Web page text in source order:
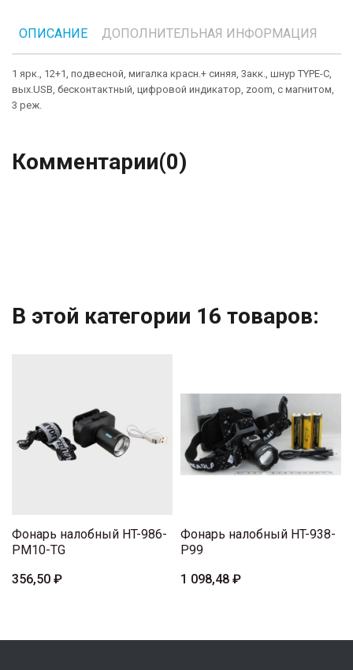
ОПИСАНИЕ ДОПОЛНИТЕЛЬНАЯ ИНФОРМАЦИЯ
1 ярк., 12+1, подвесной, мигалка красн.+ синяя, 3акк., шнур TYPE-C,
вых.USB, бесконтактный, цифровой индикатор, zoom, с магнитом,
3 реж.
Комментарии(0)
В этой категории 16 товаров:
Фонарь налобный HT-986-
PM10-TG
356,50 ₽
Фонарь налобный HT-938-
P99
1 098,48 ₽